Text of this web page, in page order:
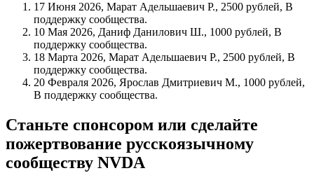
17 Июня 2026, Марат Адельшаевич Р., 2500 рублей, В
поддержку сообщества.
10 Мая 2026, Даниф Данилович Ш., 1000 рублей, В
поддержку сообщества.
18 Марта 2026, Марат Адельшаевич Р., 2500 рублей, В
поддержку сообщества.
20 Февраля 2026, Ярослав Дмитриевич М., 1000 рублей,
В поддержку сообщества.
Станьте спонсором или сделайте
пожертвование русскоязычному
сообществу NVDA